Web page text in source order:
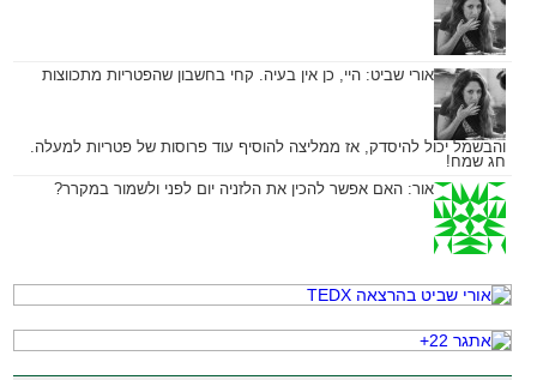
אורי שביט: היי, כן אין בעיה. קחי בחשבון שהפטריות מתכווצות
והבשמל יכול להיסדק, אז ממליצה להוסיף עוד פרוסות של פטריות למעלה.
חג שמח!
אור: האם אפשר להכין את הלזניה יום לפני ולשמור במקרר?